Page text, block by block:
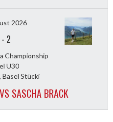
2026
- 2
Championship
U30
Basel Stücki
SASCHA BRACK